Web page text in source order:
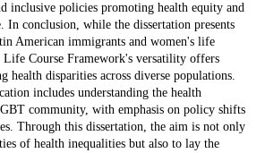
inclusive policies promoting health equity and
conclusion, while the dissertation presents
American immigrants and women's life
Life Course Framework's versatility offers
health disparities across diverse populations.
includes understanding the health
community, with emphasis on policy shifts
Through this dissertation, the aim is not only
of health inequalities but also to lay the